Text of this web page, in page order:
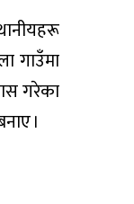
गाउँमा
गरेका
।